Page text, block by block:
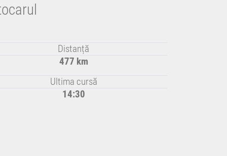
Distanță
477 km
Ultima cursă
14:30